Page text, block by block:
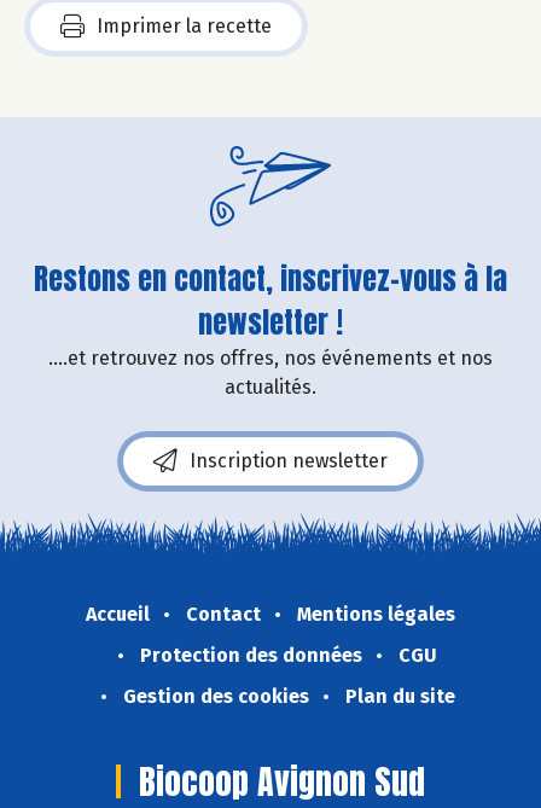
Imprimer la recette
Restons en contact, inscrivez-vous à la
newsletter !
....et retrouvez nos offres, nos événements et nos
actualités.
Inscription newsletter
Accueil Contact
Mentions légales
Protection des données
CGU
Gestion des cookies
Plan du site
Biocoop Avignon Sud